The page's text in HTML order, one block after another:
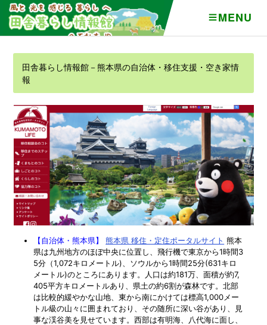
MENU
田舎暮らし情報館－熊本県の自治体・移住支援・空き家情
報
【自治体・熊本県】 熊本県 移住・定住ポータルサイト 熊本
県は九州地方のほぼ中央に位置し、飛行機で東京から1時間3
5分（1,072キロメートル)、ソウルから1時間25分(631キロ
メートル)のところにあります。人口は約181万、面積が約7,
405平方キロメートルあり、県土の約6割が森林です。北部
は比較的緩やかな山地、東から南にかけては標高1,000メー
トル級の山々に囲まれており、その随所に深い谷があり、見
事な渓谷美を見せています。西部は有明海、八代海に面し、